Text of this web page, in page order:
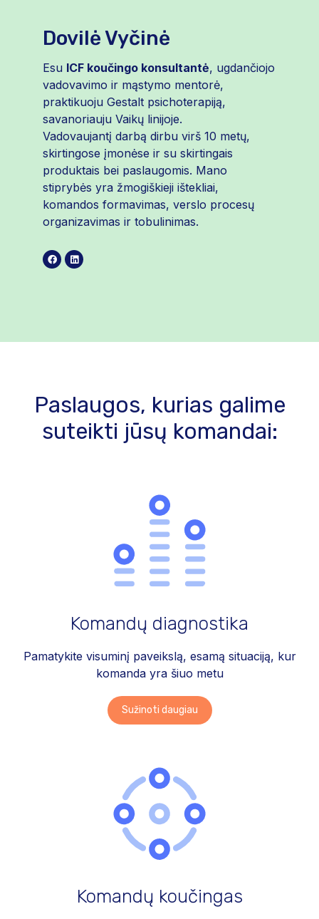
Dovilė Vyčinė
Esu ICF koučingo konsultantė, ugdančiojo
vadovavimo ir mąstymo mentorė,
praktikuoju Gestalt psichoterapiją,
savanoriauju Vaikų linijoje.
Vadovaujantį darbą dirbu virš 10 metų,
skirtingose įmonėse ir su skirtingais
produktais bei paslaugomis. Mano
stiprybės yra žmogiškieji ištekliai,
komandos formavimas, verslo procesų
organizavimas ir tobulinimas.
Paslaugos, kurias galime
suteikti jūsų komandai:
Komandų diagnostika
Pamatykite visuminį paveikslą, esamą situaciją, kur
komanda yra šiuo metu
Sužinoti daugiau
Komandų koučingas